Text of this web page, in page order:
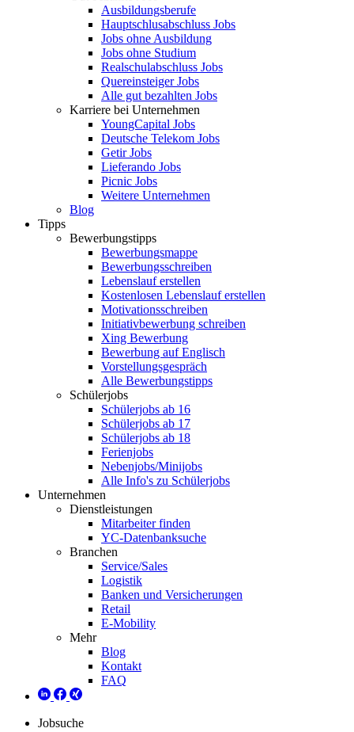
Ausbildungsberufe
Hauptschlusabschluss Jobs
Jobs ohne Ausbildung
Jobs ohne Studium
Realschulabschluss Jobs
Quereinsteiger Jobs
Alle gut bezahlten Jobs
Karriere bei Unternehmen
YoungCapital Jobs
Deutsche Telekom Jobs
Getir Jobs
Lieferando Jobs
Picnic Jobs
Weitere Unternehmen
Blog
Tipps
Bewerbungstipps
Bewerbungsmappe
Bewerbungsschreiben
Lebenslauf erstellen
Kostenlosen Lebenslauf erstellen
Motivationsschreiben
Initiativbewerbung schreiben
Xing Bewerbung
Bewerbung auf Englisch
Vorstellungsgespräch
Alle Bewerbungstipps
Schülerjobs
Schülerjobs ab 16
Schülerjobs ab 17
Schülerjobs ab 18
Ferienjobs
Nebenjobs/Minijobs
Alle Info's zu Schülerjobs
Unternehmen
Dienstleistungen
Mitarbeiter finden
YC-Datenbanksuche
Branchen
Service/Sales
Logistik
Banken und Versicherungen
Retail
E-Mobility
Mehr
Blog
Kontakt
FAQ
Jobsuche